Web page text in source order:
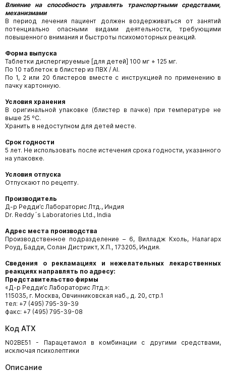
Влияние на способность управлять транспортными средствами,
механизмами
В период лечения пациент должен воздерживаться от занятий
потенциально опасными видами деятельности, требующими
повышенного внимания и быстроты психомоторных реакций.
Форма выпуска
Таблетки диспергируемые [для детей] 100 мг + 125 мг.
По 10 таблеток в блистер из ПВХ / Аl.
По 1, 2 или 20 блистеров вместе с инструкцией по применению в
пачку картонную.
Условия хранения
В оригинальной упаковке (блистер в пачке) при температуре не
выше 25 ºС.
Хранить в недоступном для детей месте.
Срок годности
5 лет. Не использовать после истечения срока годности, указанного
на упаковке.
Условия отпуска
Отпускают по рецепту.
Производитель
Д-р Редди’с Лабораторис Лтд., Индия
Dr. Reddy´s Laboratories Ltd., India
Адрес места производства
Производственное подразделение – 6, Вилладж Кхоль, Налагарх
Роуд, Бадди, Солан Дистрикт, Х.П., 173205, Индия.
Сведения о рекламациях и нежелательных лекарственных
реакциях направлять по адресу:
Представительство фирмы
«Д-р Редди’с Лабораторис Лтд.»:
115035, г. Москва, Овчинниковская наб., д. 20, стр.1
тел: +7 (495) 795-39-39
факс: +7 (495) 795-39-08
Код АТХ
N02BE51 - Парацетамол в комбинации с другими средствами,
исключая психолептики
Описание